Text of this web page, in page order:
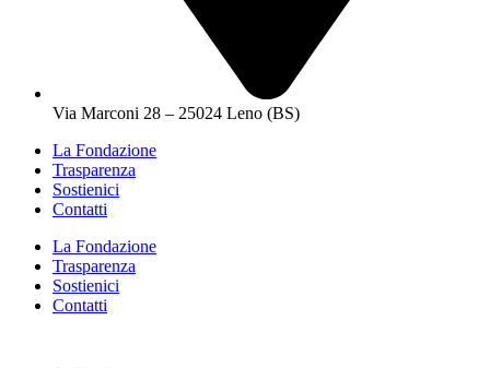
Via Marconi 28 – 25024 Leno (BS)
La Fondazione
Trasparenza
Sostienici
Contatti
La Fondazione
Trasparenza
Sostienici
Contatti